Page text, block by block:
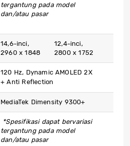
tergantung pada model
dan/atau pasar
14,6-inci,
2960 x 1848
12,4-inci,
2800 x 1752
120 Hz, Dynamic AMOLED 2X
+ Anti Reflection
MediaTek Dimensity 9300+
*Spesifikasi dapat bervariasi
tergantung pada model
dan/atau pasar